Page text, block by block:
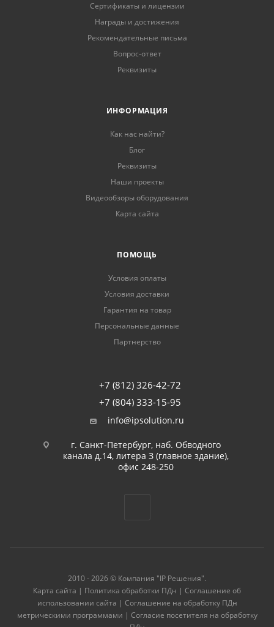
Сертификаты и лицензии
Награды и достижения
Рекомендательные письма
Вопрос-ответ
Реквизиты
ИНФОРМАЦИЯ
Как нас найти?
Блог
Реквизиты
Наши проекты
Видеообзоры оборудования
Карта сайта
ПОМОЩЬ
Условия оплаты
Условия доставки
Гарантия на товар
Персональные данные
Партнерство
+7 (812) 326-42-72
+7 (804) 333-15-95
info@ipsolution.ru
г. Санкт-Петербург, наб. Обводного
канала д.14, литера З (главное здание),
офис 248-250
2010 - 2026 © Компания "IP Решения".
Карта сайта | Политика обработки ПДн | Соглашение об
использовании сайта | Соглашение на обработку ПДн
метрическими программами | Согласие посетителя на обработку